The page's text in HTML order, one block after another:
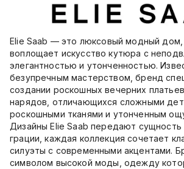
Elie Saab — это люксовый модный дом,
воплощает искусство кутюра с
элегантностью и утонченностью.
безупречным мастерством, бренд
создании роскошных вечерних
нарядов, отличающихся сложными
роскошными тканями и утонченным
Дизайны Elie Saab передают сущность
грации, каждая коллекция сочетает
силуэты с современными акцентами.
символом высокой моды, одежду